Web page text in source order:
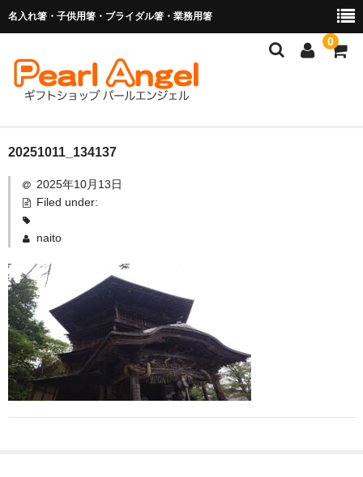
名入れ箸・子供用箸・ブライダル箸・業務用箸
0
商品を探す
お子様の入卒園に
業務用箸（食洗機対応）
マイ箸・箸袋
ご利用ガイド
よくあるご質問
20251011_134137
2025年10月13日
Filed under:
naito